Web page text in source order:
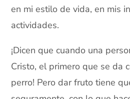
en mi estilo de vida, en mis
actividades.
¡Dicen que cuando una
Cristo, el primero que se da
perro! Pero dar fruto tiene